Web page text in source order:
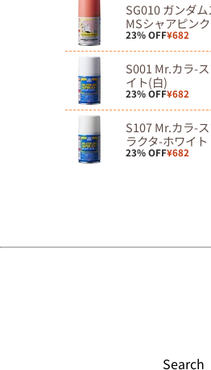
SG010 ガンダ
MSシャアピンク
23% OFF¥682
S001 Mr.カラ-
イト(白)
23% OFF¥682
S107 Mr.カラ-
ラクタ-ホワイト
23% OFF¥682
Search